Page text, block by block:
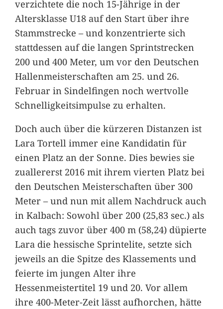
verzichtete die noch 15-Jährige in der
Altersklasse U18 auf den Start über ihre
Stammstrecke – und konzentrierte sich
stattdessen auf die langen Sprintstrecken
200 und 400 Meter, um vor den Deutschen
Hallenmeisterschaften am 25. und 26.
Februar in Sindelfingen noch wertvolle
Schnelligkeitsimpulse zu erhalten.
Doch auch über die kürzeren Distanzen ist
Lara Tortell immer eine Kandidatin für
einen Platz an der Sonne. Dies bewies sie
zuallererst 2016 mit ihrem vierten Platz bei
den Deutschen Meisterschaften über 300
Meter – und nun mit allem Nachdruck auch
in Kalbach: Sowohl über 200 (25,83 sec.) als
auch tags zuvor über 400 m (58,24) düpierte
Lara die hessische Sprintelite, setzte sich
jeweils an die Spitze des Klassements und
feierte im jungen Alter ihre
Hessenmeistertitel 19 und 20. Vor allem
ihre 400-Meter-Zeit lässt aufhorchen, hätte